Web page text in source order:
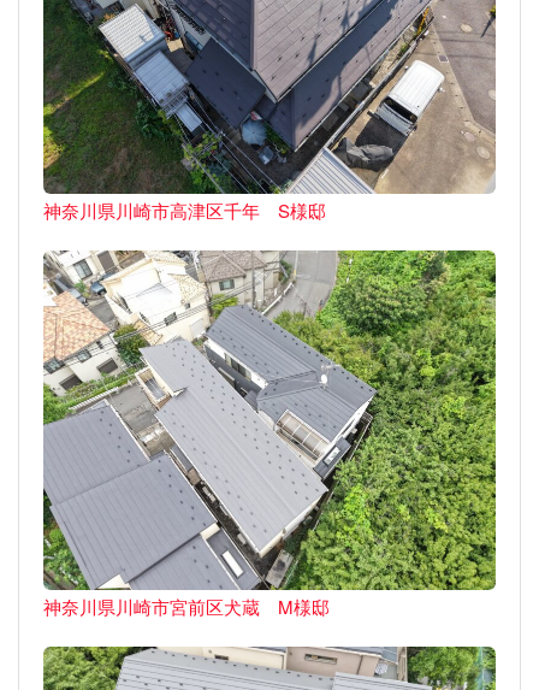
神奈川県川崎市高津区千年 S様邸
神奈川県川崎市宮前区犬蔵 M様邸